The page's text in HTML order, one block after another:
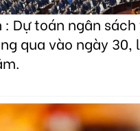
: Dự toán ngân
qua vào ngày 30,